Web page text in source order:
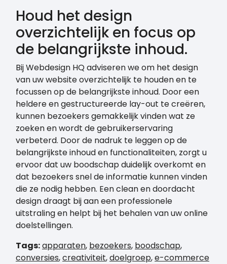
Houd het design
overzichtelijk en focus op
de belangrijkste inhoud.
Bij Webdesign HQ adviseren we om het design
van uw website overzichtelijk te houden en te
focussen op de belangrijkste inhoud. Door een
heldere en gestructureerde lay-out te creëren,
kunnen bezoekers gemakkelijk vinden wat ze
zoeken en wordt de gebruikerservaring
verbeterd. Door de nadruk te leggen op de
belangrijkste inhoud en functionaliteiten, zorgt u
ervoor dat uw boodschap duidelijk overkomt en
dat bezoekers snel de informatie kunnen vinden
die ze nodig hebben. Een clean en doordacht
design draagt bij aan een professionele
uitstraling en helpt bij het behalen van uw online
doelstellingen.
Tags:apparaten, bezoekers, boodschap,
conversies,creativiteit,doelgroep,e-commerce